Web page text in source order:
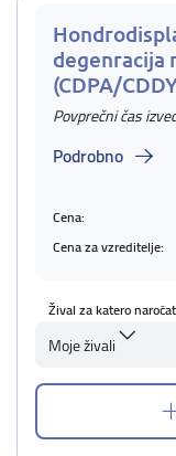
degenracija
(CDPA/
Povprečni čas
Podrobno
Cena:
Cena za vzreditelje:
Žival za katero
Moje živali